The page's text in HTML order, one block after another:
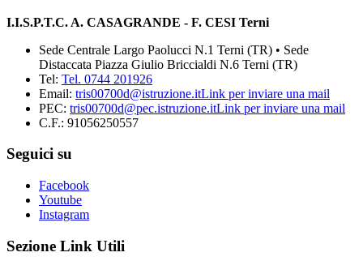
I.I.S.P.T.C. A. CASAGRANDE - F. CESI Terni
Sede Centrale Largo Paolucci N.1 Terni (TR) • Sede
Distaccata Piazza Giulio Briccialdi N.6 Terni (TR)
Tel: Tel. 0744 201926
Email: tris00700d@istruzione.itLink per inviare una mail
PEC: tris00700d@pec.istruzione.itLink per inviare una mail
C.F.: 91056250557
Seguici su
Facebook
Youtube
Instagram
Sezione Link Utili